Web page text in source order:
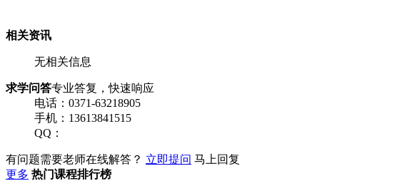
相关资讯
无相关信息
求学问答专业答复，快速响应
电话：0371-63218905
手机：13613841515
QQ：
有问题需要老师在线解答？ 立即提问 马上回复
更多 热门课程排行榜